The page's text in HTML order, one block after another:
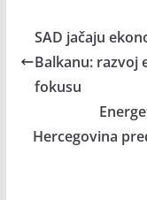
SAD jačaju
Balkanu: razvoj
fokusu
Hercegovina